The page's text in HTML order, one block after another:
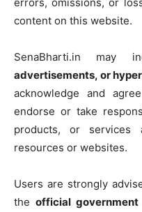
content on this website.
SenaBharti.in may
advertisements, or
acknowledge and
endorse or take
products, or services
resources or websites.
Users are strongly
theofficial